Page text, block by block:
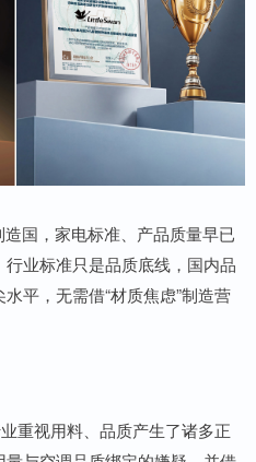
国，家电标准、产品质量早已
业标准只是品质底线，国内品
平，无需借“材质焦虑”制造营
重视用料、品质产生了诸多正